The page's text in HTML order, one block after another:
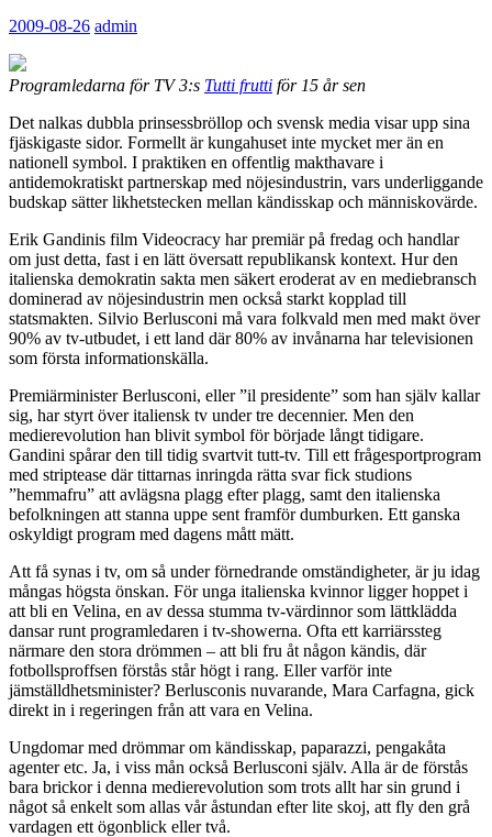
2009-08-26 admin
Programledarna för TV 3:s Tutti frutti för 15 år sen
Det nalkas dubbla prinsessbröllop och svensk media visar upp sina
fjäskigaste sidor. Formellt är kungahuset inte mycket mer än en
nationell symbol. I praktiken en offentlig makthavare i
antidemokratiskt partnerskap med nöjesindustrin, vars underliggande
budskap sätter likhetstecken mellan kändisskap och människovärde.
Erik Gandinis film Videocracy har premiär på fredag och handlar
om just detta, fast i en lätt översatt republikansk kontext. Hur den
italienska demokratin sakta men säkert eroderat av en mediebransch
dominerad av nöjesindustrin men också starkt kopplad till
statsmakten. Silvio Berlusconi må vara folkvald men med makt över
90% av tv-utbudet, i ett land där 80% av invånarna har televisionen
som första informationskälla.
Premiärminister Berlusconi, eller ”il presidente” som han själv kallar
sig, har styrt över italiensk tv under tre decennier. Men den
medierevolution han blivit symbol för började långt tidigare.
Gandini spårar den till tidig svartvit tutt-tv. Till ett frågesportprogram
med striptease där tittarnas inringda rätta svar fick studions
”hemmafru” att avlägsna plagg efter plagg, samt den italienska
befolkningen att stanna uppe sent framför dumburken. Ett ganska
oskyldigt program med dagens mått mätt.
Att få synas i tv, om så under förnedrande omständigheter, är ju idag
mångas högsta önskan. För unga italienska kvinnor ligger hoppet i
att bli en Velina, en av dessa stumma tv-värdinnor som lättklädda
dansar runt programledaren i tv-showerna. Ofta ett karriärssteg
närmare den stora drömmen – att bli fru åt någon kändis, där
fotbollsproffsen förstås står högt i rang. Eller varför inte
jämställdhetsminister? Berlusconis nuvarande, Mara Carfagna, gick
direkt in i regeringen från att vara en Velina.
Ungdomar med drömmar om kändisskap, paparazzi, pengakåta
agenter etc. Ja, i viss mån också Berlusconi själv. Alla är de förstås
bara brickor i denna medierevolution som trots allt har sin grund i
något så enkelt som allas vår åstundan efter lite skoj, att fly den grå
vardagen ett ögonblick eller två.